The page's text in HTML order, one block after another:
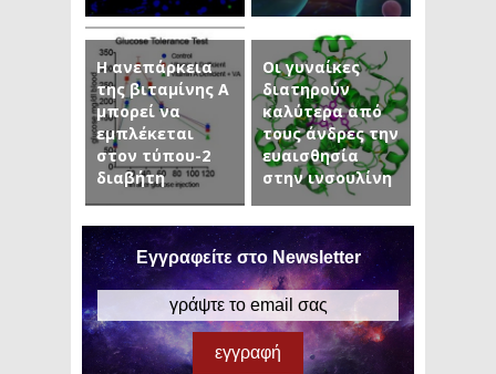
Η ανεπάρκεια
της βιταμίνης Α
μπορεί να
εμπλέκεται
στον τύπου-2
διαβήτη
Οι γυναίκες
διατηρούν
καλύτερα από
τους άνδρες την
ευαισθησία
στην ινσουλίνη
Εγγραφείτε στο Newsletter